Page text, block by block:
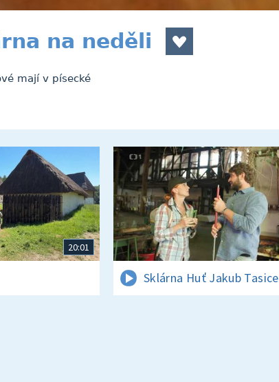
na neděli
mají v písecké
20:01
Sklárna Huť Jakub Tasice